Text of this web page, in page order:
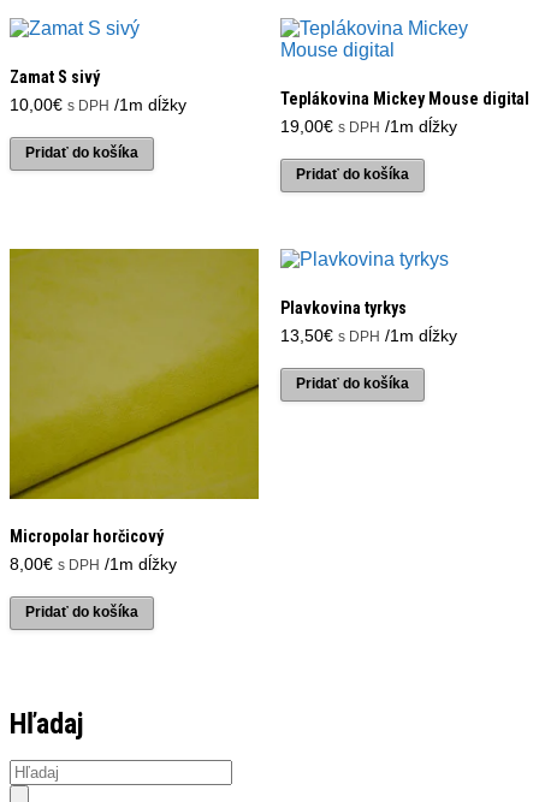
Zamat S sivý
10,00€ s DPH /1m dĺžky
Pridať do košíka
Teplákovina Mickey Mouse digital
19,00€ s DPH /1m dĺžky
Pridať do košíka
Micropolar horčicový
8,00€ s DPH /1m dĺžky
Pridať do košíka
Plavkovina tyrkys
13,50€ s DPH /1m dĺžky
Pridať do košíka
Hľadaj
Products
search